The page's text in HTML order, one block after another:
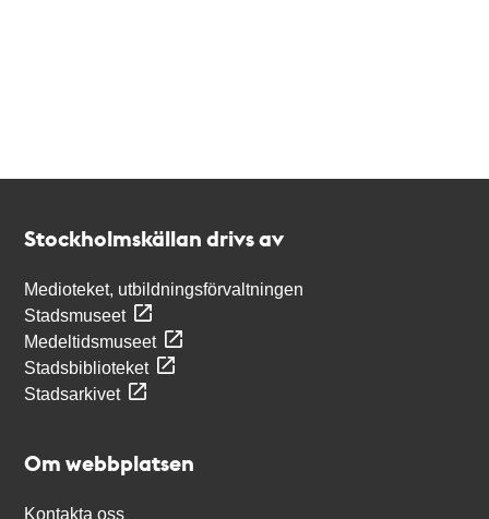
Stockholmskällan drivs av
Medioteket, utbildningsförvaltningen
Stadsmuseet
Medeltidsmuseet
Stadsbiblioteket
Stadsarkivet
Om webbplatsen
Kontakta oss